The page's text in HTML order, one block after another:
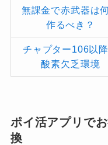
無課金で赤武器は
作るべき？
チャプター106以
酸素欠乏環境
ポイ活アプリで
換